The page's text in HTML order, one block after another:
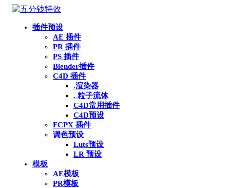
插件预设
AE 插件
PR 插件
PS 插件
Blender插件
C4D 插件
.渲染器
. 粒子流体
C4D常用插件
C4D预设
FCPX 插件
调色预设
Luts预设
LR 预设
模板
AE模板
PR模板